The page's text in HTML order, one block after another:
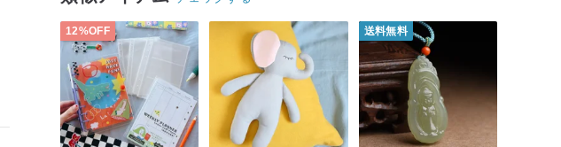
12%OFF 送料無料